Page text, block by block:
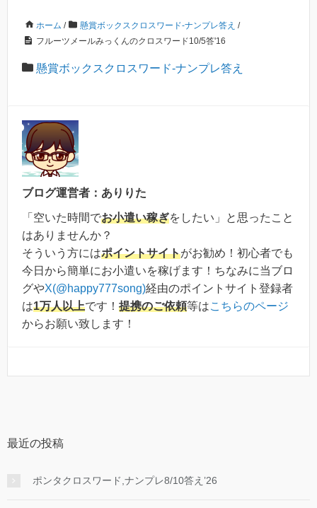
ホーム / 懸賞ボックスクロスワード-ナンプレ答え /
フルーツメールみっくんのクロスワード10/5答'16
懸賞ボックスクロスワード-ナンプレ答え
ブログ運営者：ありりた
「空いた時間でお小遣い稼ぎをしたい」と思ったこと
はありませんか？
そういう方にはポイントサイトがお勧め！初心者でも
今日から簡単にお小遣いを稼げます！ちなみに当ブロ
グやX(@happy777song)経由のポイントサイト登録者
は1万人以上です！ 提携のご依頼等はこちらのページ
からお願い致します！
最近の投稿
ポンタクロスワード,ナンプレ8/10答え’26